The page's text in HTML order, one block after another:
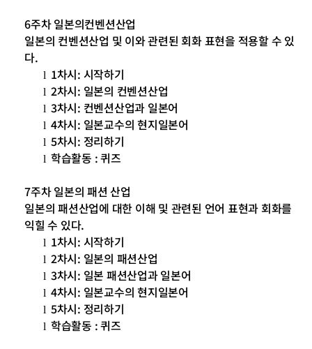
6주차일본의컨벤션산업
일본의 컨벤션산업 및 이와 관련된 회화 표현을 적용할 수 있
다.
l 1차시: 시작하기
l 2차시: 일본의 컨벤션산업
l 3차시: 컨벤션산업과 일본어
l 4차시: 일본교수의 현지일본어
l 5차시: 정리하기
l 학습활동 :퀴즈
7주차 일본의 패션 산업
일본의 패션산업에 대한 이해 및 관련된 언어 표현과 회화를
익힐 수 있다.
l 1차시: 시작하기
l 2차시: 일본의 패션산업
l 3차시: 일본 패션산업과 일본어
l 4차시: 일본교수의 현지일본어
l 5차시: 정리하기
l 학습활동 :퀴즈